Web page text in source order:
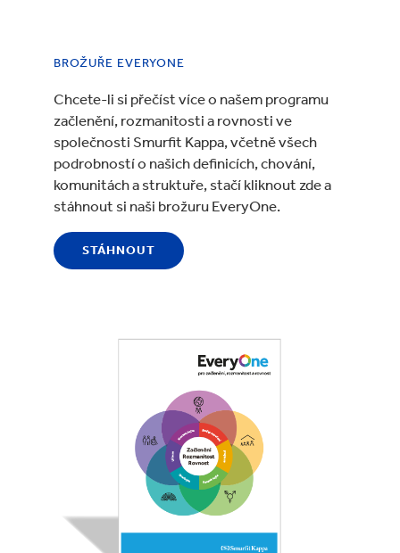
BROŽUŘE EVERYONE
Chcete-li si přečíst více o našem programu
začlenění, rozmanitosti a rovnosti ve
společnosti Smurfit Kappa, včetně všech
podrobností o našich definicích, chování,
komunitách a struktuře, stačí kliknout zde a
stáhnout si naši brožuru EveryOne.
STÁHNOUT